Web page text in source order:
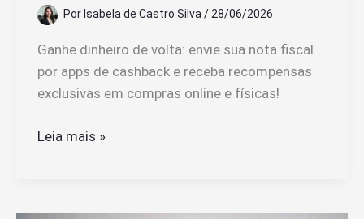
Possível
Por Isabela de Castro Silva/ 28/06/2026
Ganhe dinheiro de volta: envie sua nota fiscal
por apps de cashback e receba recompensas
exclusivas em compras online e físicas!
Como
Leia mais »